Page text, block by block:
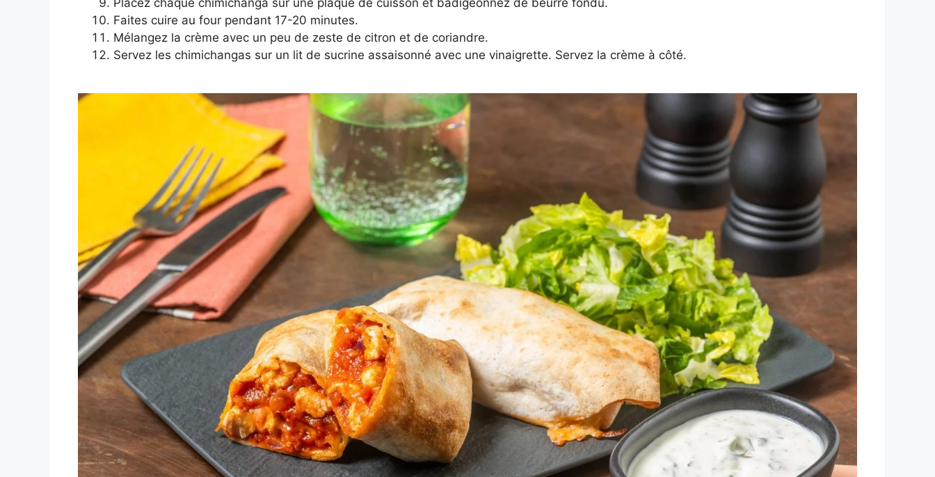
Placez chaque chimichanga sur une plaque de cuisson et badigeonnez de beurre fondu.
Faites cuire au four pendant 17-20 minutes.
Mélangez la crème avec un peu de zeste de citron et de coriandre.
Servez les chimichangas sur un lit de sucrine assaisonné avec une vinaigrette. Servez la crème à côté.